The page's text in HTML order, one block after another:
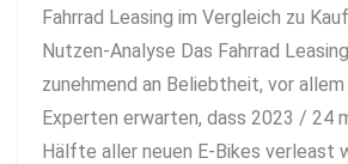
Fahrrad Leasing im Vergleich zu
Nutzen-Analyse Das Fahrrad
zunehmend an Beliebtheit, vor allem
Experten erwarten, dass 2023 / 24
Hälfte aller neuen E-Bikes verleast